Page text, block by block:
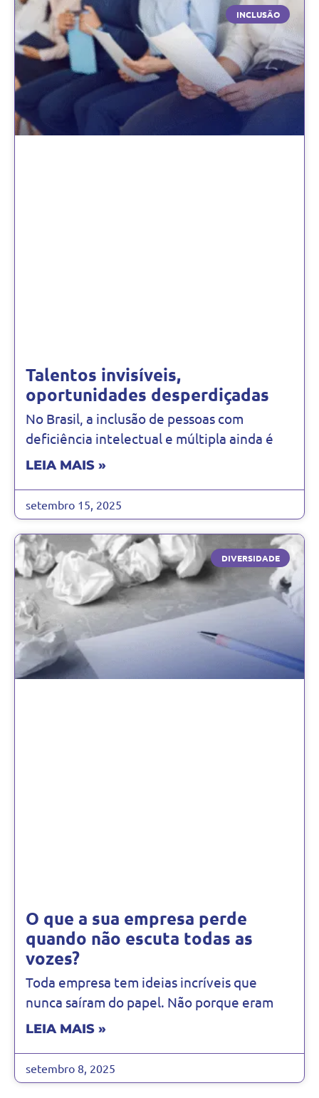
INCLUSÃO
Talentos invisíveis,
oportunidades desperdiçadas
No Brasil, a inclusão de pessoas com
deficiência intelectual e múltipla ainda é
LEIA MAIS »
setembro 15, 2025
DIVERSIDADE
O que a sua empresa perde
quando não escuta todas as
vozes?
Toda empresa tem ideias incríveis que
nunca saíram do papel. Não porque eram
LEIA MAIS »
setembro 8, 2025